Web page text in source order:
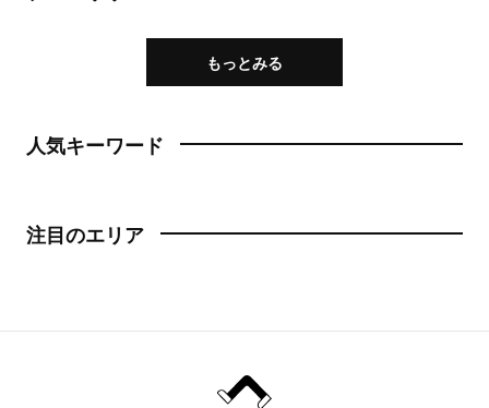
もっとみる
人気キーワード
注目のエリア